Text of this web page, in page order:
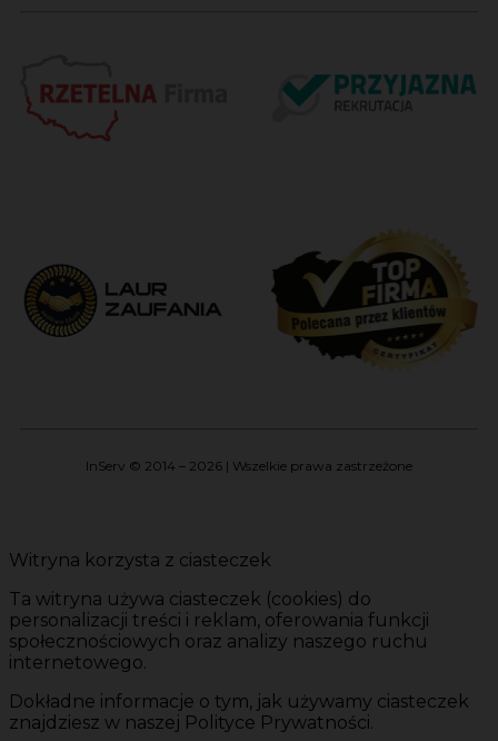
InServ © 2014 – 2026 | Wszelkie prawa zastrzeżone
Witryna korzysta z ciasteczek
Ta witryna używa ciasteczek (cookies) do
personalizacji treści i reklam, oferowania funkcji
społecznościowych oraz analizy naszego ruchu
internetowego.
Dokładne informacje o tym, jak używamy ciasteczek
znajdziesz w naszej Polityce Prywatności.